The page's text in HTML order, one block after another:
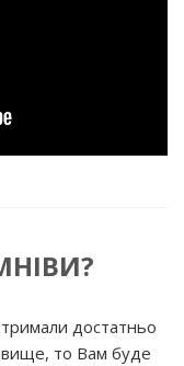
достатньо
вище, то Вам буде